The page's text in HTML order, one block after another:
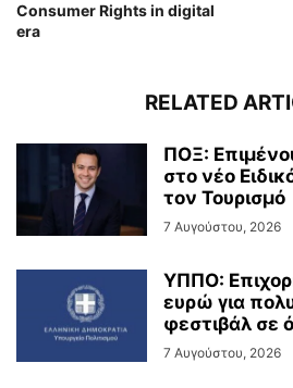
Consumer Rights in digital
era
RELATED
ΠΟΞ:
στο νέο
τον Τουρισμό
7 Αυγούστου, 2026
ΥΠΠΟ:
ευρώ για
φεστιβάλ σε
7 Αυγούστου, 2026